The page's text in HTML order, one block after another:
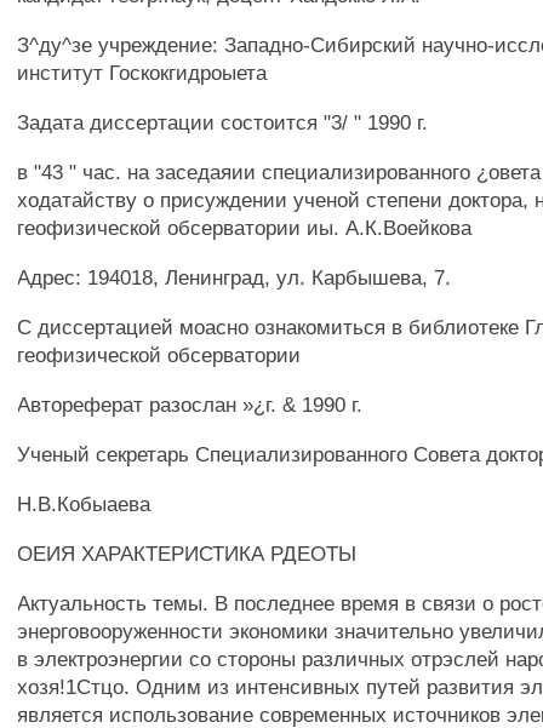
З^ду^зе учреждение: Западно-Сибирский научно-
институт Госкокгидроыета
Задата диссертации состоится "3/ " 1990 г.
в "43 " час. на заседаяии специализированного
ходатайству о присуждении ученой степени доктора,
геофизической обсерватории иы. А.К.Воейкова
Адрес: 194018, Ленинград, ул. Карбышева, 7.
С диссертацией моасно ознакомиться в библиотеке
геофизической обсерватории
Автореферат разослан »¿г. & 1990 г.
Ученый секретарь Специализированного Совета
Н.В.Кобыаева
ОЕИЯ ХАРАКТЕРИСТИКА РДЕОТЫ
Актуальность темы. В последнее время в связи о
энерговооруженности экономики значительно
в электроэнергии со стороны различных отрэслей
хозя!1Стцо. Одним из интенсивных путей развития
является использование современных источников